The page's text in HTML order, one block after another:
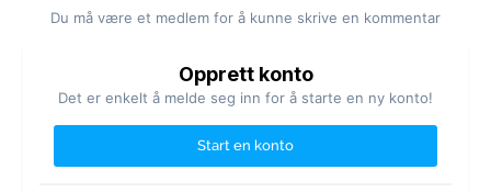
Du må være et medlem for å kunne skrive en kommentar
Opprett konto
Det er enkelt å melde seg inn for å starte en ny konto!
Start en konto